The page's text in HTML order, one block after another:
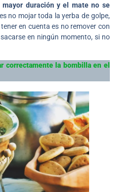
mayor duración y el mate no se
no mojar toda la yerba de golpe,
en cuenta es no remover con
en ningún momento, si no
correctamente la bombilla en el